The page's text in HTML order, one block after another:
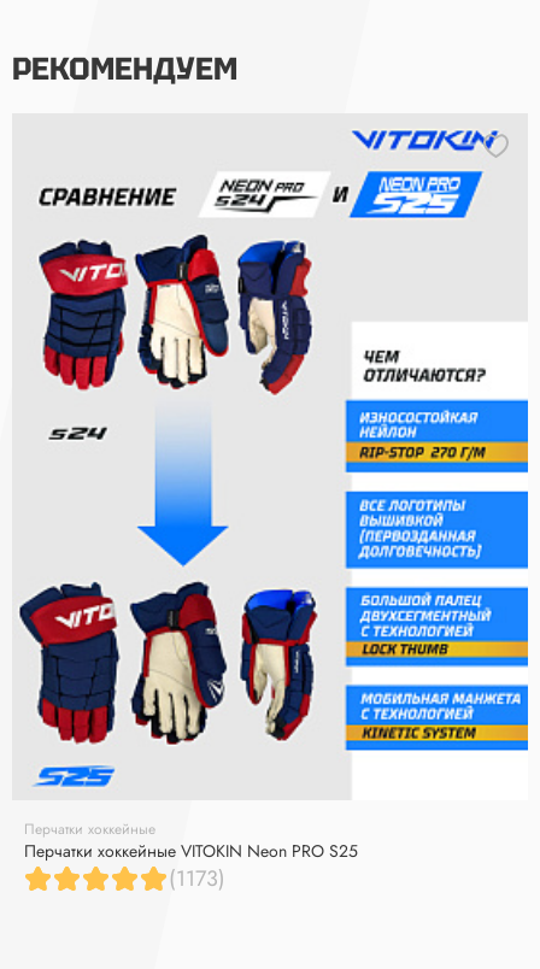
РЕКОМЕНДУЕМ
Перчатки хоккейные
Перчатки хоккейные VITOKIN Neon PRO S25
(1173)